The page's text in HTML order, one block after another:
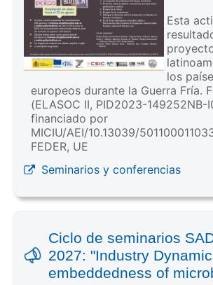
Esta
los
europeos durante la Guerra Fría.
(ELASOC II, PID2023-149252NB-
financiado por
MICIU/AEI/10.13039/
FEDER, UE
Seminarios y conferencias
Ciclo de seminarios
2027: "Industry
embeddedness of